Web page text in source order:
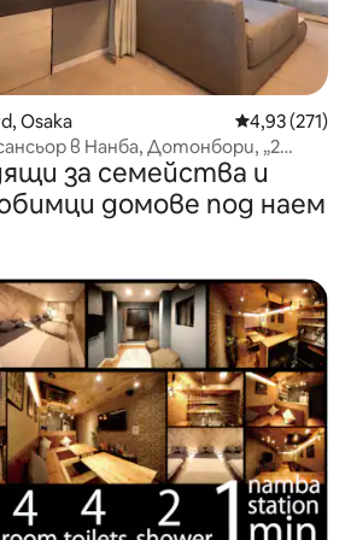
Osaka Средна
4,93 (271)
в Нанба, Дотонбори, „2
до метрото и пазар Куромон, 3
5 минути, има и други
сграда, питайте за повече
за семейства и
домове под наем